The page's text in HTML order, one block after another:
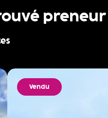
preneur
Vendu